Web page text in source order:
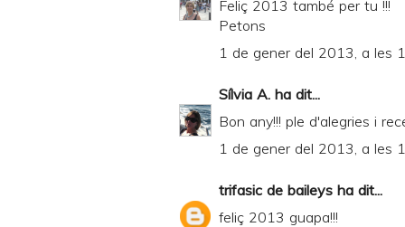
P
Feliç 2013 també per tu !!!
Petons
1 de gener del 2013, a les
Sílvia A. ha dit...
Bon any!!! ple d'alegries i
1 de gener del 2013, a les
trifasic de baileys ha dit...
feliç 2013 guapa!!!